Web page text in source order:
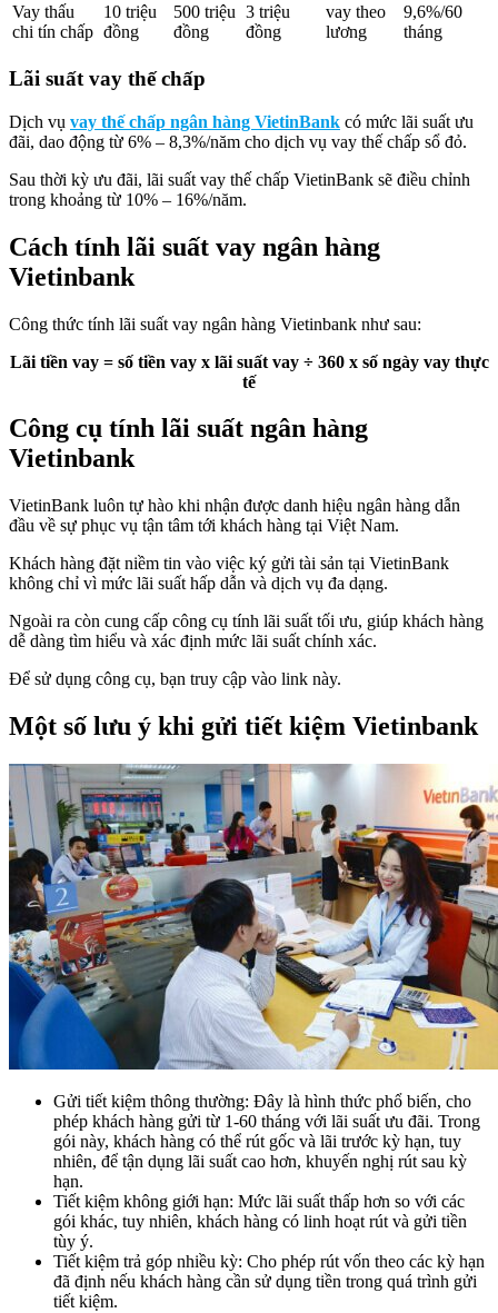
Vay thấu
chi tín chấp
10 triệu
đồng
500 triệu
đồng
3 triệu
đồng
vay theo
lương
9,6%/60
tháng
Lãi suất vay thế chấp
Dịch vụ vay thế chấp ngân hàng VietinBank có mức lãi suất ưu
đãi, dao động từ 6% – 8,3%/năm cho dịch vụ vay thế chấp sổ đỏ.
Sau thời kỳ ưu đãi, lãi suất vay thế chấp VietinBank sẽ điều chỉnh
trong khoảng từ 10% – 16%/năm.
Cách tính lãi suất vay ngân hàng
Vietinbank
Công thức tính lãi suất vay ngân hàng Vietinbank như sau:
Lãi tiền vay = số tiền vay x lãi suất vay ÷ 360 x số ngày vay thực
tế
Công cụ tính lãi suất ngân hàng
Vietinbank
VietinBank luôn tự hào khi nhận được danh hiệu ngân hàng dẫn
đầu về sự phục vụ tận tâm tới khách hàng tại Việt Nam.
Khách hàng đặt niềm tin vào việc ký gửi tài sản tại VietinBank
không chỉ vì mức lãi suất hấp dẫn và dịch vụ đa dạng.
Ngoài ra còn cung cấp công cụ tính lãi suất tối ưu, giúp khách hàng
dễ dàng tìm hiểu và xác định mức lãi suất chính xác.
Để sử dụng công cụ, bạn truy cập vào link này.
Một số lưu ý khi gửi tiết kiệm Vietinbank
Gửi tiết kiệm thông thường: Đây là hình thức phổ biến, cho
phép khách hàng gửi từ 1-60 tháng với lãi suất ưu đãi. Trong
gói này, khách hàng có thể rút gốc và lãi trước kỳ hạn, tuy
nhiên, để tận dụng lãi suất cao hơn, khuyến nghị rút sau kỳ
hạn.
Tiết kiệm không giới hạn: Mức lãi suất thấp hơn so với các
gói khác, tuy nhiên, khách hàng có linh hoạt rút và gửi tiền
tùy ý.
Tiết kiệm trả góp nhiều kỳ: Cho phép rút vốn theo các kỳ hạn
đã định nếu khách hàng cần sử dụng tiền trong quá trình gửi
tiết kiệm.